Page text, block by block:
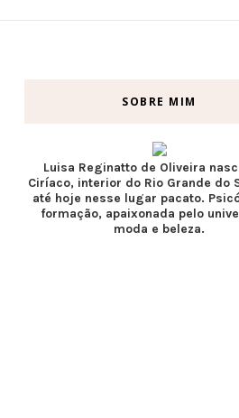
SOBRE MIM
Luisa Reginatto de Oliveira
Ciríaco, interior do Rio Grande do
até hoje nesse lugar pacato.
formação, apaixonada pelo
moda e beleza.